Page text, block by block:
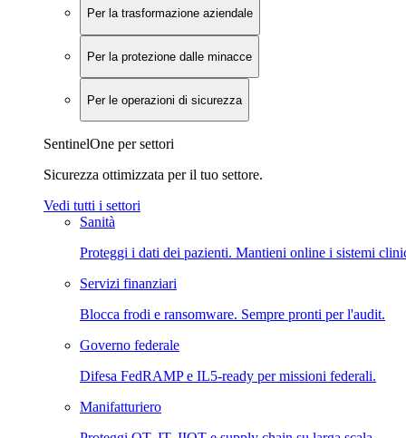
Per la trasformazione aziendale
Per la protezione dalle minacce
Per le operazioni di sicurezza
SentinelOne per settori
Sicurezza ottimizzata per il tuo settore.
Vedi tutti i settori
Sanità
Proteggi i dati dei pazienti. Mantieni online i sistemi
Servizi finanziari
Blocca frodi e ransomware. Sempre pronti per l'audit.
Governo federale
Difesa FedRAMP e IL5-ready per missioni federali.
Manifatturiero